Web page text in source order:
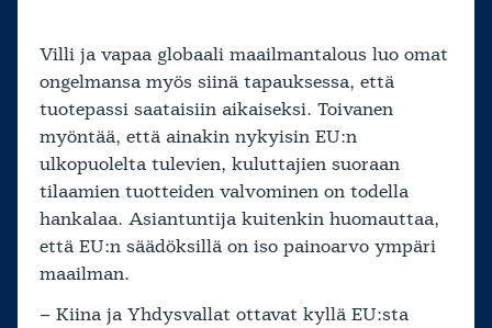
Villi ja vapaa globaali maailmantalous luo omat
ongelmansa myös siinä tapauksessa, että
tuotepassi saataisiin aikaiseksi. Toivanen
myöntää, että ainakin nykyisin EU:n
ulkopuolelta tulevien, kuluttajien suoraan
tilaamien tuotteiden valvominen on todella
hankalaa. Asiantuntija kuitenkin huomauttaa,
että EU:n säädöksillä on iso painoarvo ympäri
maailman.
– Kiina ja Yhdysvallat ottavat kyllä EU:sta